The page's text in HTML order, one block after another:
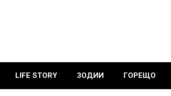
LIFE STORY ЗОДИИ ГОРЕЩО